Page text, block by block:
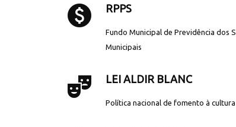
paid RPPS
Fundo Municipal de Previdência dos
Municipais
theater_comedy LEI ALDIR BLANC
Política nacional de fomento à cultura